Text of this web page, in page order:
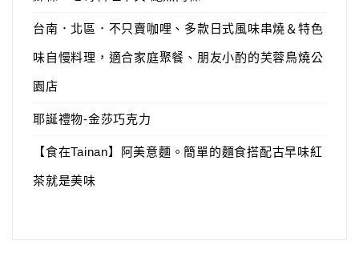
台南．北區．不只賣咖哩、多款日式風味串燒＆特色
味自慢料理，適合家庭聚餐、朋友小酌的芙蓉鳥燒公
園店
耶誕禮物-金莎巧克力
【食在Tainan】阿美意麵。簡單的麵食搭配古早味紅
茶就是美味